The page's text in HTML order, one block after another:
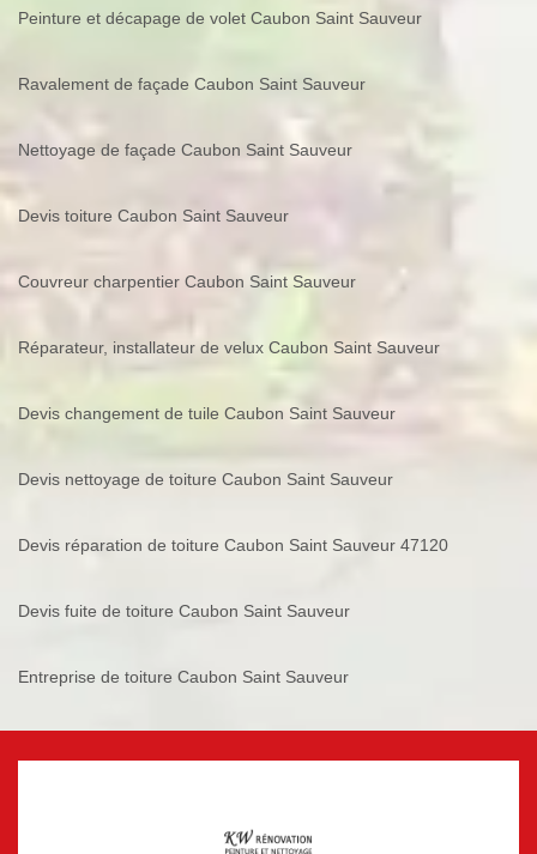
Peinture et décapage de volet Caubon Saint Sauveur
Ravalement de façade Caubon Saint Sauveur
Nettoyage de façade Caubon Saint Sauveur
Devis toiture Caubon Saint Sauveur
Couvreur charpentier Caubon Saint Sauveur
Réparateur, installateur de velux Caubon Saint Sauveur
Devis changement de tuile Caubon Saint Sauveur
Devis nettoyage de toiture Caubon Saint Sauveur
Devis réparation de toiture Caubon Saint Sauveur 47120
Devis fuite de toiture Caubon Saint Sauveur
Entreprise de toiture Caubon Saint Sauveur